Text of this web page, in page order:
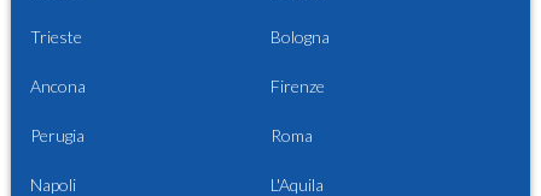
Trieste Bologna
Ancona Firenze
Perugia Roma
Napoli L'Aquila